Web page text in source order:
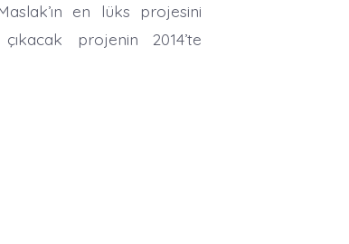
en lüks projesini
çıkacak projenin 2014’te